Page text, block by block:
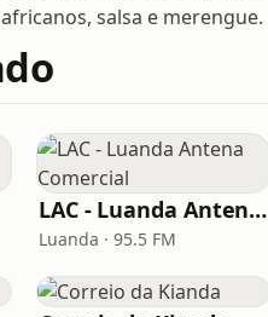
salsa e merengue.
LAC - Luanda Antena Comercial
Luanda · 95.5 FM